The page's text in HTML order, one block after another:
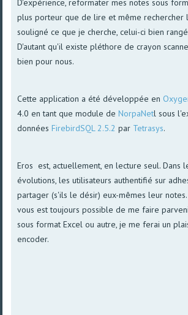
D'expérience, reformater mes notes sous
plus porteur que de lire et même rechercher
souligné ce que je cherche, celui-ci bien
D'autant qu'il existe pléthore de crayon
bien pour nous.
Cette application a été développée en
4.0 en tant que module deNorpaNetl sous
donnéesFirebirdSQL 2.5.2 par Tetrasys.
Eros est, actuellement, en lecture seul. Dans
évolutions, les utilisateurs authentifié sur
partager (s'ils le désir) eux-mêmes leur
vous est toujours possible de me faire
sous format Excel ou autre, je me ferai un
encoder.